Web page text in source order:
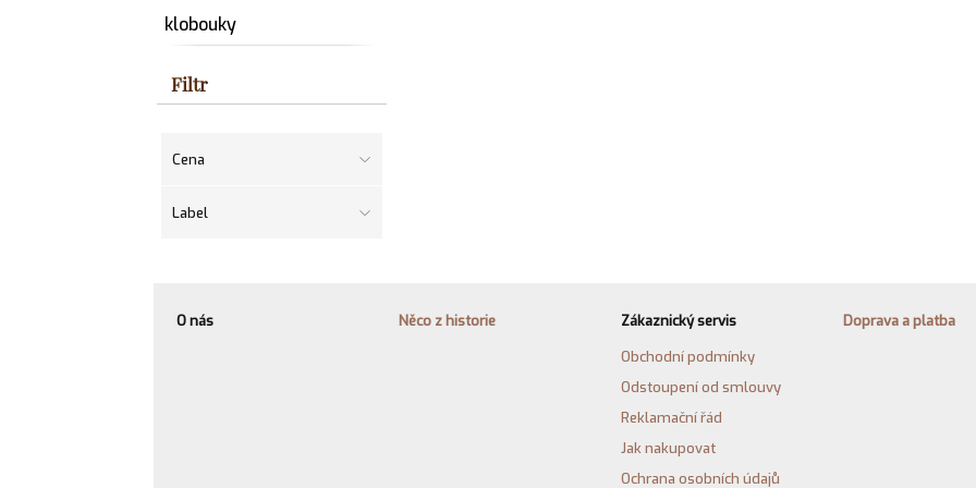
klobouky
Filtr
Cena
Label
O nás Něco z historie
Zákaznický servis
Obchodní podmínky
Odstoupení od smlouvy
Reklamační řád
Jak nakupovat
Ochrana osobních údajů
Doprava a platba